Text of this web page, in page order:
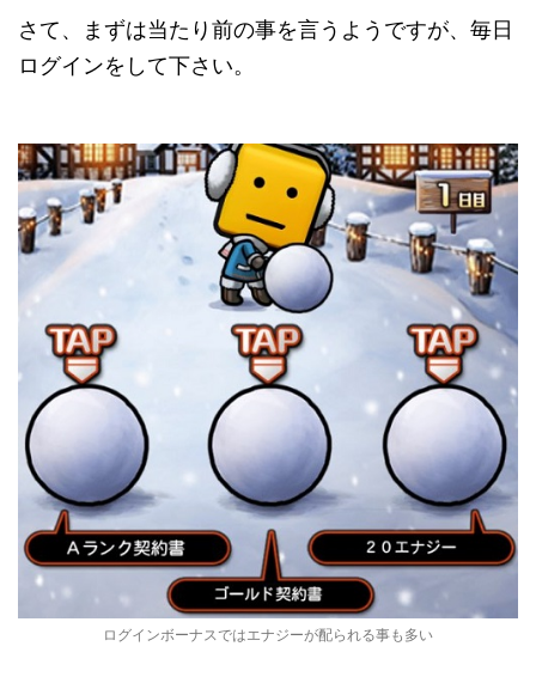
さて、まずは当たり前の事を言うようですが、毎日
ログインをして下さい。
ログインボーナスではエナジーが配られる事も多い